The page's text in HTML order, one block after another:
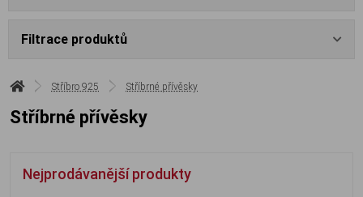
Filtrace produktů
Stříbro 925 Stříbrné přívěsky
Stříbrné přívěsky
Nejprodávanější produkty